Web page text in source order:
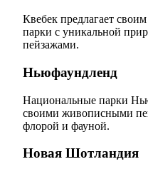
Квебек предлагает
парки с уникальной
пейзажами.
Ньюфаундленд
Национальные парки
своими живописными
флорой и фауной.
Новая Шотландия